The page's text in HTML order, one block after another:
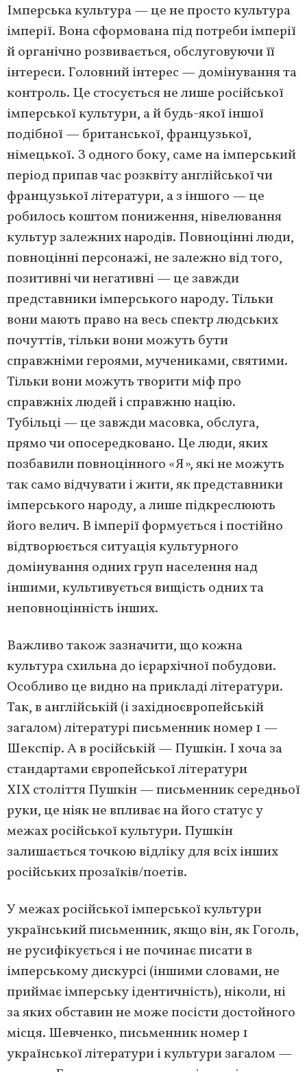
Імперська культура — це не просто культура
імперії. Вона сформована під потреби імперії
й органічно розвивається, обслуговуючи її
інтереси. Головний інтерес — домінування та
контроль. Це стосується не лише російської
імперської культури, а й будь-якої іншої
подібної — британської, французької,
німецької. З одного боку, саме на імперський
період припав час розквіту англійської чи
французької літератури, а з іншого — це
робилось коштом пониження, нівелювання
культур залежних народів. Повноцінні люди,
повноцінні персонажі, не залежно від того,
позитивні чи негативні — це завжди
представники імперського народу. Тільки
вони мають право на весь спектр людських
почуттів, тільки вони можуть бути
справжніми героями, мучениками, святими.
Тільки вони можуть творити міф про
справжніх людей і справжню націю.
Тубільці — це завжди масовка, обслуга,
прямо чи опосередковано. Це люди, яких
позбавили повноцінного «Я», які не можуть
так само відчувати і жити, як представники
імперського народу, а лише підкреслюють
його велич. В імперії формується і постійно
відтворюється ситуація культурного
домінування одних груп населення над
іншими, культивується вищість одних та
неповноцінність інших.
Важливо також зазначити, що кожна
культура схильна до ієрархічної побудови.
Особливо це видно на прикладі літератури.
Так, в англійській (і західноєвропейській
загалом) літературі письменник номер 1 —
Шекспір. А в російській — Пушкін. І хоча за
стандартами європейської літератури
ХІХ століття Пушкін — письменник середньої
руки, це ніяк не впливає на його статус у
межах російської культури. Пушкін
залишається точкою відліку для всіх інших
російських прозаїків/поетів.
У межах російської імперської культури
український письменник, якщо він, як Гоголь,
не русифікується і не починає писати в
імперському дискурсі (іншими словами, не
приймає імперську ідентичність), ніколи, ні
за яких обставин не може посісти достойного
місця. Шевченко, письменник номер 1
української літератури і культури загалом —